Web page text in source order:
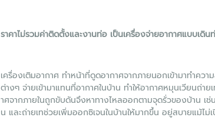
ราคาไม่รวมค่าติดตั้งและงานท่อ เป็นเครื่องจ่ายอากาศแบบเ
เครื่องเติมอากาศ ทำหน้าที่ดูดอากาศจากภายนอกเข้ามาทำค
ต่างๆ จ่ายเข้ามาแทนที่อากาศในบ้าน ทำให้อากาศหมุนเวียน
าศจากภายในถูกขับดันจึงหาทางไหลออกตามจุดรั่วของบ้าน เ
น และถ่ายเทช่วยเพิ่มออกซิเจนในบ้านให้มากขึ้น อยู่สบายแม้ไม่